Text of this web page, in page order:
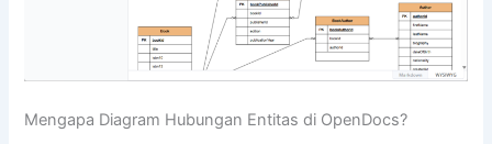
Mengapa Diagram Hubungan Entitas di OpenDocs?